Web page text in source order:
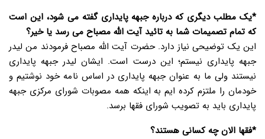
*یک مطلب دیگری که درباره جبهه پایداری گفته می شود، این است
که تمام تصمیمات شما به تائید آیت الله مصباح می رسد یا خیر؟
این یک توضیحی نیاز دارد. حضرت آیت الله مصباح فرمودند من لیدر
جبهه پایداری نیستم؛ این درست است. ایشان لیدر جبهه پایداری
نیستند ولی ما به عنوان جبهه پایداری در اساس نامه خود نوشتیم و
خودمان را ملتزم کرده ایم به اینکه همه مصوبات شورای مرکزی جبهه
پایداری باید به تصویب شورای فقها برسد.
*فقها الان چه کسانی هستند؟